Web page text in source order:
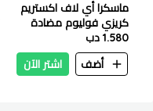
ماسكرا أي لاف اكستريم
كريزي فوليوم مضادة
للماء من إيسنس
1.580 دب
أضف
اشتر الآن